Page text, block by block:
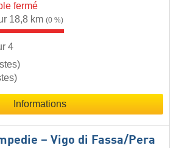
fermé
18,8 km (0 %)
4
Informations
– Vigo di Fassa/​Pera